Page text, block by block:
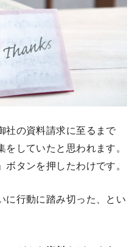
社の資料請求に至るまで
していたと思われます。
タンを押したわけです。
に行動に踏み切った、とい